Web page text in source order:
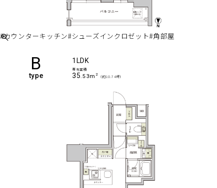
#カウンターキッチン#シューズインクロゼット#角部屋
B
type
1LDK
専有面積
35.53m 2 （約10.74坪）